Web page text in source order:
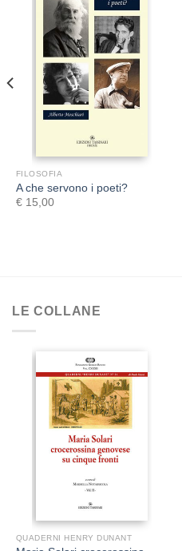
FILOSOFIA
A che servono i poeti?
€ 15,00
LE COLLANE
QUADERNI HENRY DUNANT